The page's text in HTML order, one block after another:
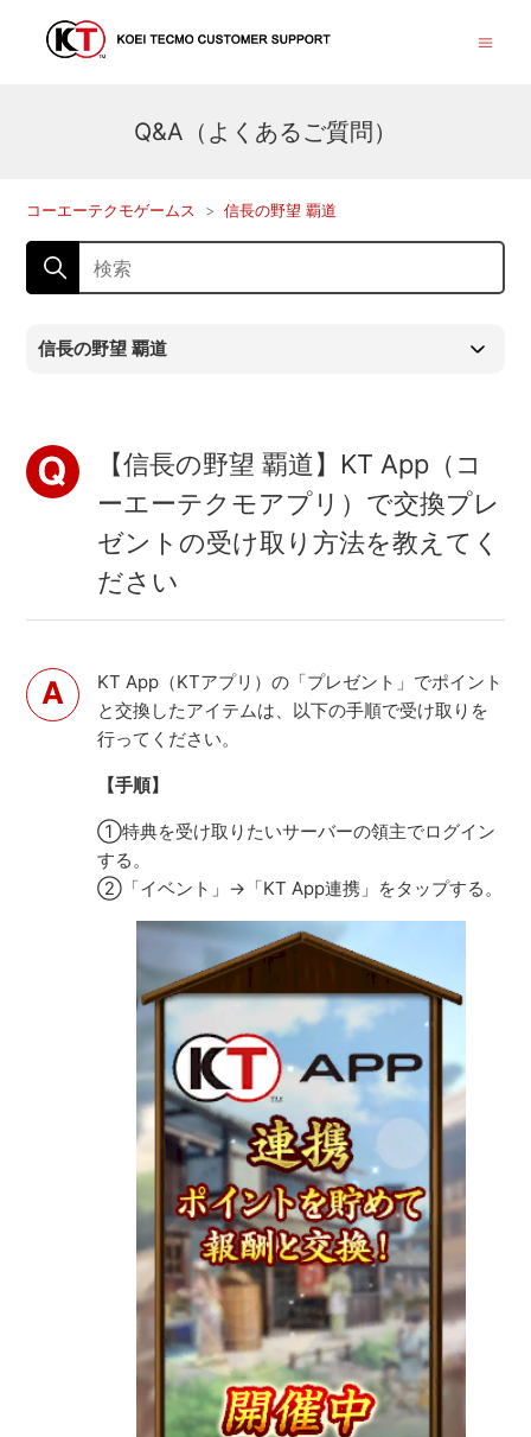
Q&A（よくあるご質問）
コーエーテクモゲームス 信長の野望 覇道
信長の野望 覇道
【信長の野望 覇道】KT App（コ
ーエーテクモアプリ）で交換プレ
ゼントの受け取り方法を教えてく
ださい
KT App（KTアプリ）の「プレゼント」でポイント
と交換したアイテムは、以下の手順で受け取りを
行ってください。
【手順】
①特典を受け取りたいサーバーの領主でログイン
する。
②「イベント」→「KT App連携」をタップする。